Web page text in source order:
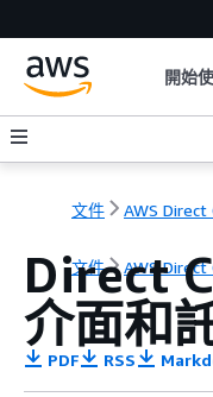
開始
文件 AWS Direct
文件 AWS Direct
Direct
介面和
PDF RSS